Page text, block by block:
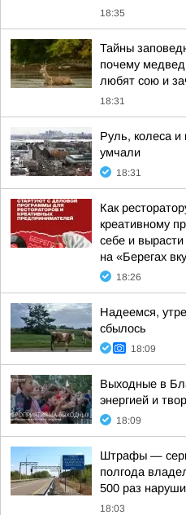
18:35
Тайны
почему
любят сою и
18:31
Руль, колеса
умчали
18:31
Как
креативному
себе и
на «Берегах
18:26
Надеемся,
сбылось
18:09
Выходные в
энергией и
18:09
Штрафы —
полгода
500 раз
18:03